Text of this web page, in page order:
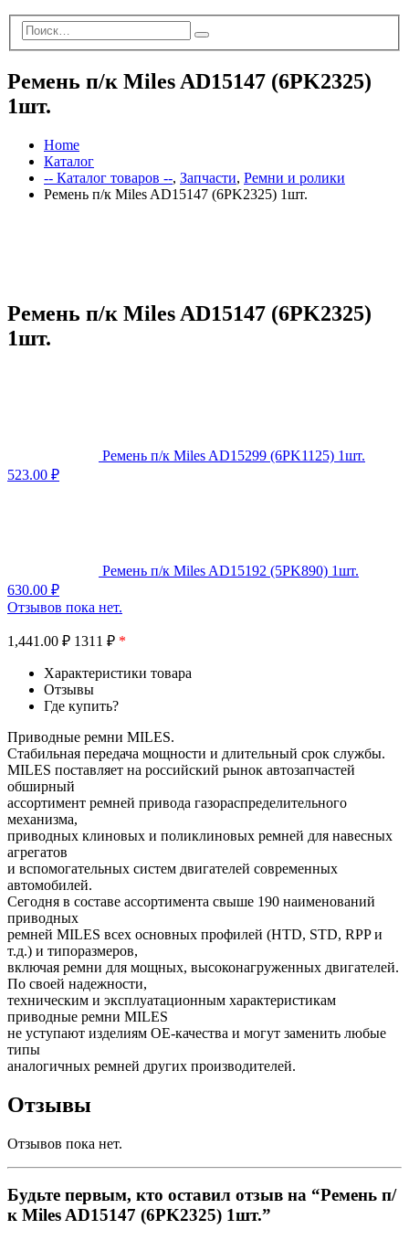
Ремень п/к Miles AD15147 (6PK2325)
1шт.
Home
Каталог
-- Каталог товаров --, Запчасти, Ремни и ролики
Ремень п/к Miles AD15147 (6PK2325) 1шт.
Ремень п/к Miles AD15147 (6PK2325)
1шт.
Ремень п/к Miles AD15299 (6PK1125) 1шт.
523.00 ₽
Ремень п/к Miles AD15192 (5PK890) 1шт.
630.00 ₽
Отзывов пока нет.
1,441.00 ₽ 1311 ₽ *
Характеристики товара
Отзывы
Где купить?
Приводные ремни MILES.
Стабильная передача мощности и длительный срок службы.
MILES поставляет на российский рынок автозапчастей
обширный
ассортимент ремней привода газораспределительного
механизма,
приводных клиновых и поликлиновых ремней для навесных
агрегатов
и вспомогательных систем двигателей современных
автомобилей.
Сегодня в составе ассортимента свыше 190 наименований
приводных
ремней MILES всех основных профилей (HTD, STD, RPP и
т.д.) и типоразмеров,
включая ремни для мощных, высоконагруженных двигателей.
По своей надежности,
техническим и эксплуатационным характеристикам
приводные ремни MILES
не уступают изделиям OE-качества и могут заменить любые
типы
аналогичных ремней других производителей.
Отзывы
Отзывов пока нет.
Будьте первым, кто оставил отзыв на “Ремень п/
к Miles AD15147 (6PK2325) 1шт.”